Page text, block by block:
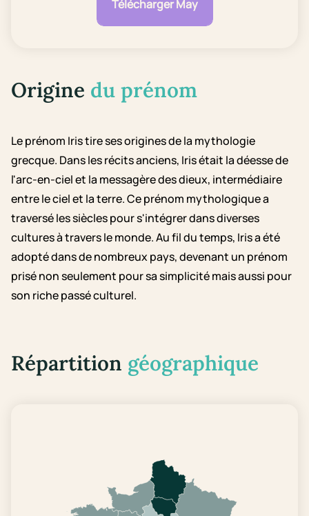
Télécharger May
Origine du prénom
Le prénom Iris tire ses origines de la mythologie
grecque. Dans les récits anciens, Iris était la déesse de
l'arc-en-ciel et la messagère des dieux, intermédiaire
entre le ciel et la terre. Ce prénom mythologique a
traversé les siècles pour s'intégrer dans diverses
cultures à travers le monde. Au fil du temps, Iris a été
adopté dans de nombreux pays, devenant un prénom
prisé non seulement pour sa simplicité mais aussi pour
son riche passé culturel.
Répartition géographique